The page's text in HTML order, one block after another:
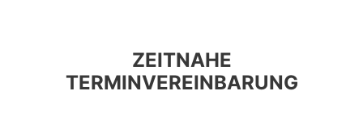
ZEITNAHE
TERMINVEREINBARUNG